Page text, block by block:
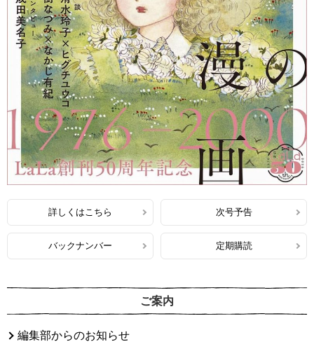
詳しくはこちら 次号予告
バックナンバー 定期購読
ご案内
編集部からのお知らせ